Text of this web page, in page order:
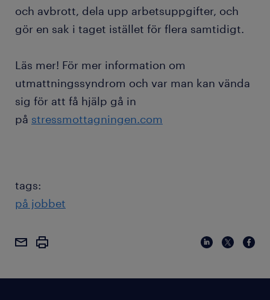
och avbrott, dela upp arbetsuppgifter, och
gör en sak i taget istället för flera samtidigt.
Läs mer! För mer information om
utmattningssyndrom och var man kan vända
sig för att få hjälp gå in
på stressmottagningen.com
tags:
på jobbet